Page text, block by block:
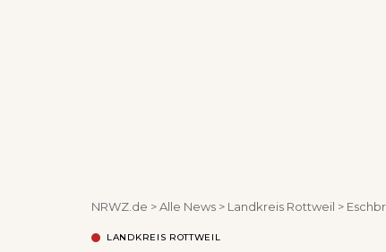
NRWZ.de >Alle News > Landkreis Rottweil >
LANDKREIS ROTTWEIL